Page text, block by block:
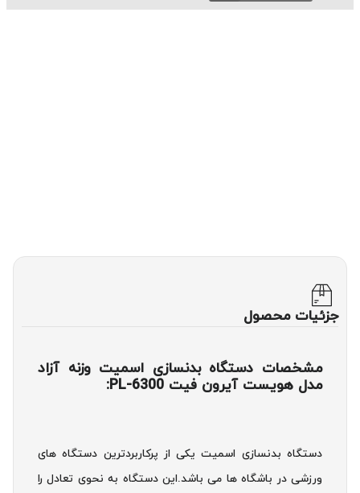
جزئیات محصول
مشخصات دستگاه بدنسازی اسمیت وزنه آزاد
مدل هویست آیرون فیت PL-6300:
دستگاه بدنسازی اسمیت یکی از پرکاربردترین دستگاه های
ورزشی در باشگاه ها می باشد.این دستگاه به نحوی تعادل را